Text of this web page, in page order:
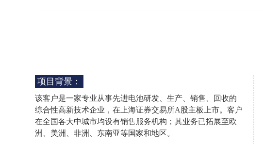
项目背景：
该客户是一家专业从事先进电池研发、生产、销售、回收的
综合性高新技术企业，在上海证券交易所A股主板上市。客户
在全国各大中城市均设有销售服务机构；其业务已拓展至欧
洲、美洲、非洲、东南亚等国家和地区。